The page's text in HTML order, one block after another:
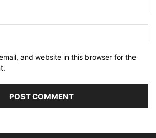
and website in this browser for the